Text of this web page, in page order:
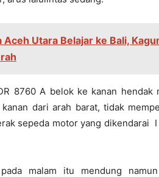
Aceh Utara Belajar ke Bali,
8760 A belok ke kanan hendak
dari arah barat, tidak
sepeda motor yang dikendarai
malam itu mendung